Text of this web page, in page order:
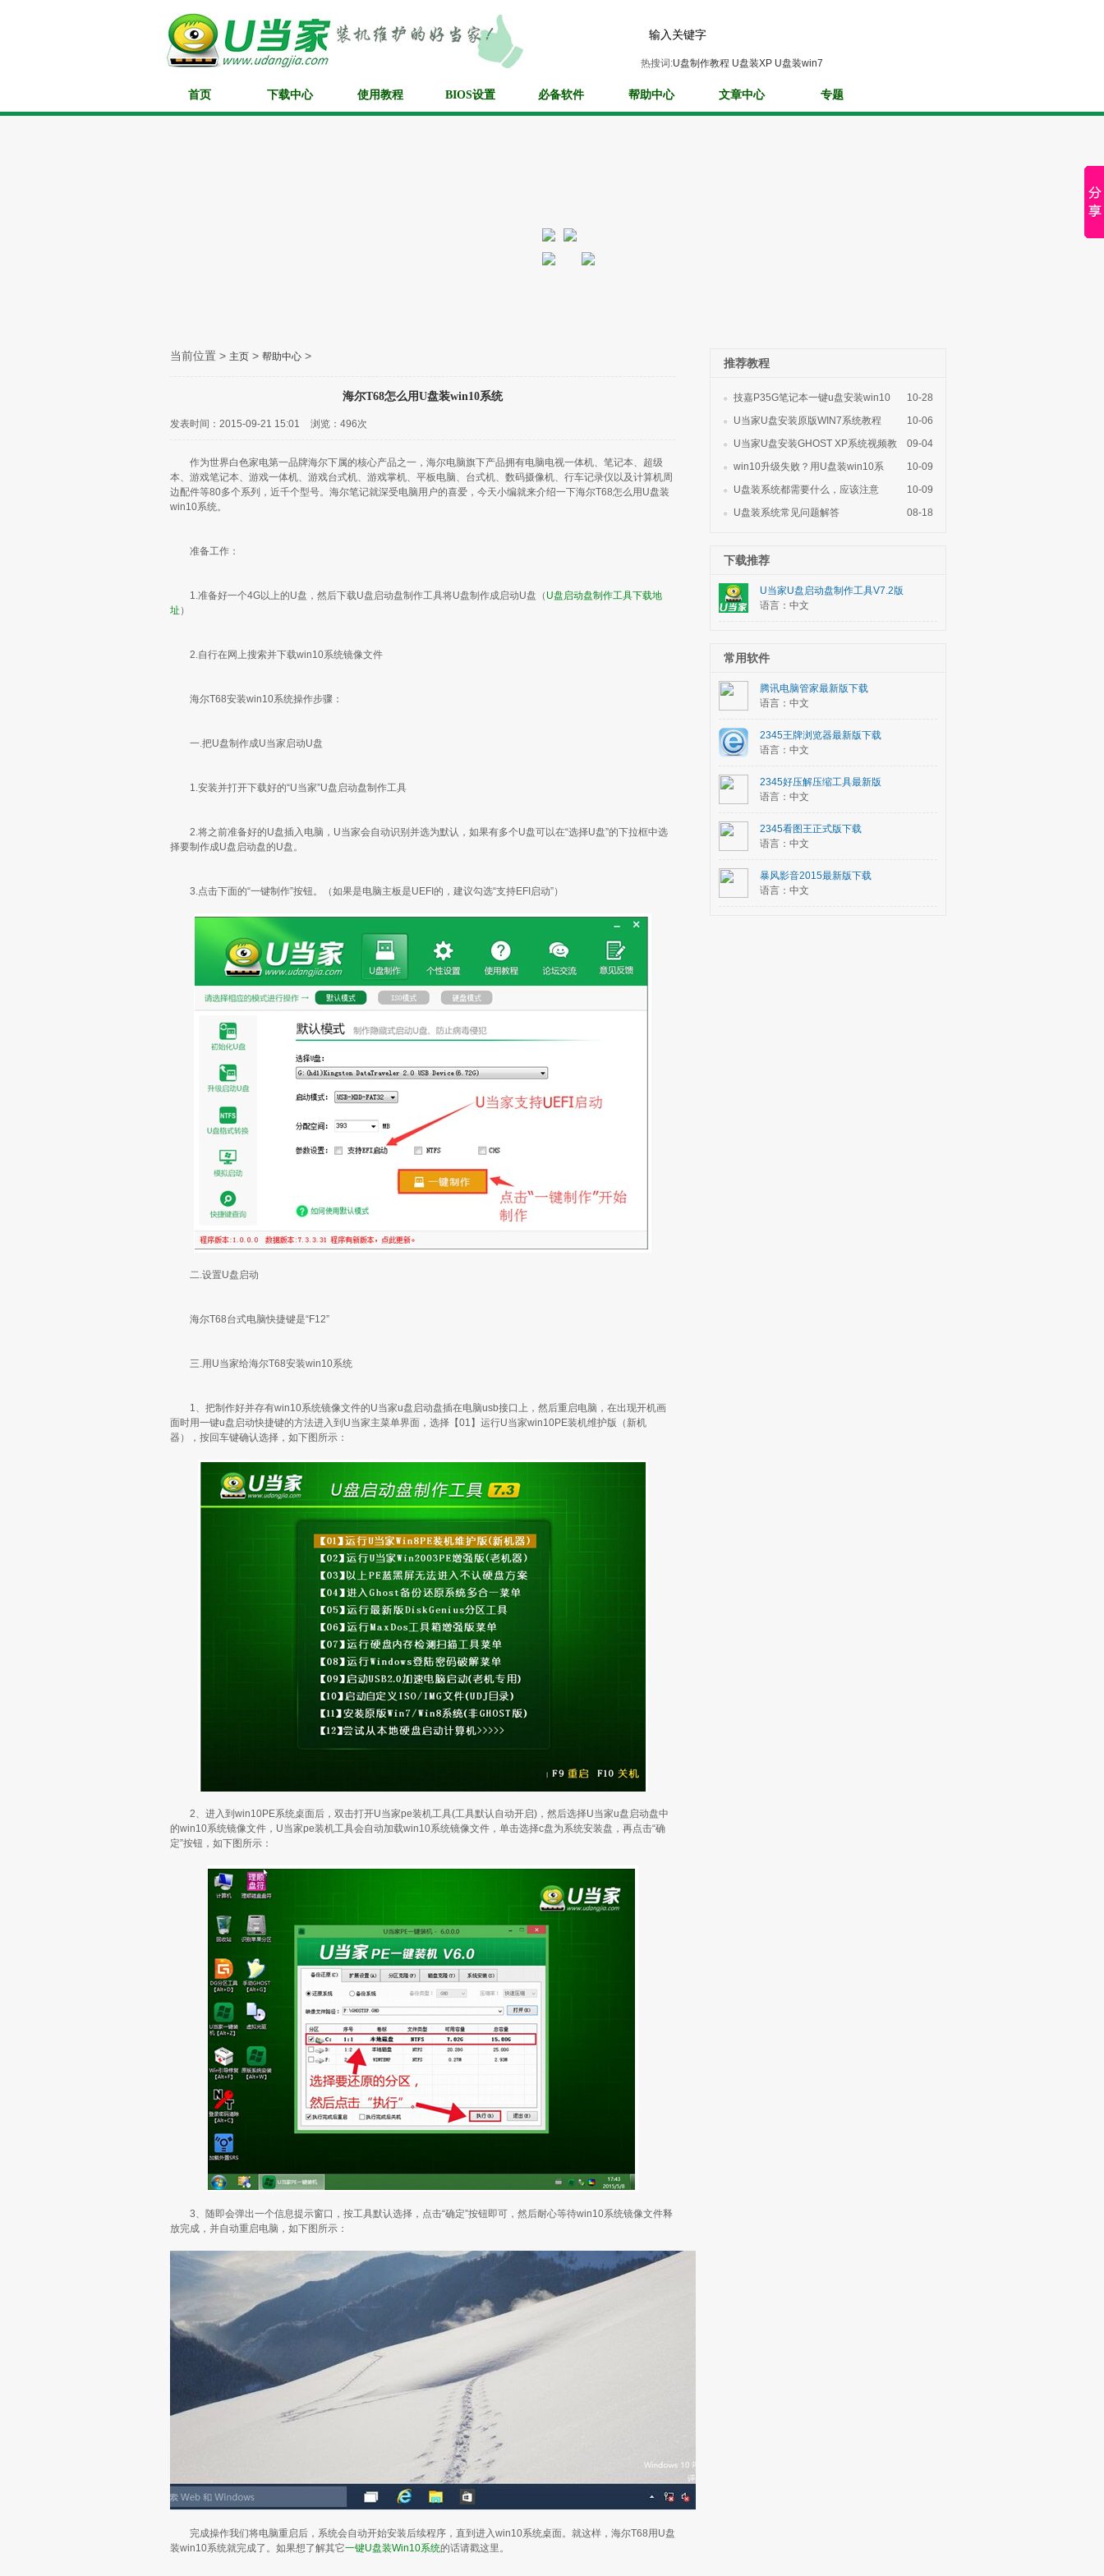
热搜词:U盘制作教程 U盘装XP U盘装win7
首页 下载中心 使用教程 BIOS设置 必备软件 帮助中心 文章中心 专题
当前位置 > 主页 > 帮助中心 >
海尔T68怎么用U盘装win10系统
发表时间：2015-09-21 15:01 浏览： 496次
作为世界白色家电第一品牌海尔下属的核心产品之一，海尔电脑旗下产品拥有电脑电视一体机、笔记本、超级
本、游戏笔记本、游戏一体机、游戏台式机、游戏掌机、平板电脑、台式机、数码摄像机、行车记录仪以及计算机周
边配件等80多个系列，近千个型号。海尔笔记就深受电脑用户的喜爱，今天小编就来介绍一下海尔T68怎么用U盘装
win10系统。
准备工作：
1.准备好一个4G以上的U盘，然后下载U盘启动盘制作工具将U盘制作成启动U盘（ U盘启动盘制作工具下载地
址 ）
2.自行在网上搜索并下载win10系统镜像文件
海尔T68安装win10系统操作步骤：
一.把U盘制作成U当家启动U盘
1.安装并打开下载好的“U当家”U盘启动盘制作工具
2.将之前准备好的U盘插入电脑，U当家会自动识别并选为默认，如果有多个U盘可以在“选择U盘”的下拉框中选
择要制作成U盘启动盘的U盘。
3.点击下面的“一键制作”按钮。（如果是电脑主板是UEFI的，建议勾选“支持EFI启动”）
二.设置U盘启动
海尔T68台式电脑快捷键是“F12”
三.用U当家给海尔T68安装win10系统
1、把制作好并存有win10系统镜像文件的U当家u盘启动盘插在电脑usb接口上，然后重启电脑，在出现开机画
面时用一键u盘启动快捷键的方法进入到U当家主菜单界面，选择【01】运行U当家win10PE装机维护版（新机
器），按回车键确认选择，如下图所示：
2、进入到win10PE系统桌面后，双击打开U当家pe装机工具(工具默认自动开启)，然后选择U当家u盘启动盘中
的win10系统镜像文件，U当家pe装机工具会自动加载win10系统镜像文件，单击选择c盘为系统安装盘，再点击“确
定”按钮，如下图所示：
3、随即会弹出一个信息提示窗口，按工具默认选择，点击“确定”按钮即可，然后耐心等待win10系统镜像文件释
放完成，并自动重启电脑，如下图所示：
完成操作我们将电脑重启后，系统会自动开始安装后续程序，直到进入win10系统桌面。就这样，海尔T68用U盘
装win10系统就完成了。如果想了解其它一键U盘装Win10系统的话请戳这里。
推荐教程
技嘉P35G笔记本一键u盘安装win10
系
10-28
U当家U盘安装原版WIN7系统教程
10-06
U当家U盘安装GHOST XP系统视频教
程
09-04
win10升级失败？用U盘装win10系
统，
10-09
U盘装系统都需要什么，应该注意
10-09
U盘装系统常见问题解答
08-18
下载推荐
U当家U盘启动盘制作工具V7.2版
语言：中文
常用软件
腾讯电脑管家最新版下载
语言：中文
2345王牌浏览器最新版下载
语言：中文
2345好压解压缩工具最新版
语言：中文
2345看图王正式版下载
语言：中文
暴风影音2015最新版下载
语言：中文